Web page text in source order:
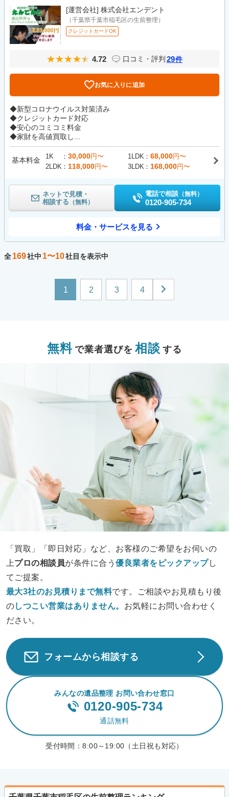
[運営会社] 株式会社エンデント
（千葉県千葉市稲毛区の生前整理）
クレジットカードOK
4.72 口コミ・評判 29件
お気に入りに追加
◆新型コロナウイルス対策済み
◆クレジットカード対応
◆安心のコミコミ料金
◆家財を高値買取し...
基本料金 1K 30,000円〜 1LDK 68,000円〜
2LDK
118,000円〜 3LDK 168,000円〜
ネットで見積・
相談する （無料）
電話で相談 （無料）
0120-905-734
料金・サービスを見る
全169社中 1〜10社目を表示中
1 2 3 4
無料 で業者選びを 相談 する
「買取」「即日対応」など、お客様のご希望をお伺いの
上プロの相談員が条件に合う優良業者をピックアップし
てご提案。
最大3社のお見積りまで無料です。ご相談やお見積もり後
のしつこい営業はありません。 お気軽にお問い合わせく
ださい。
フォームから相談する
みんなの遺品整理 お問い合わせ窓口
0120-905-734
通話無料
受付時間：8:00～19:00（土日祝も対応）